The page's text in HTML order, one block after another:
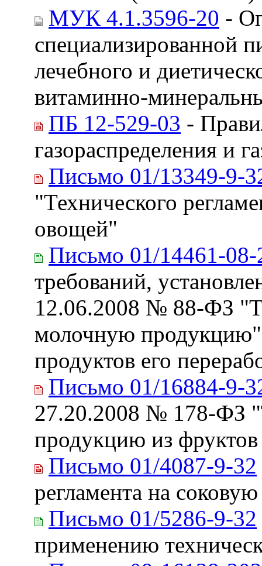
МУК 4.1.3596-20 -
специализированной
лечебного и
витаминно-
ПБ 12-529-03 -
газораспределения и
Письмо 01/13349-9-
"Технического
овощей"
Письмо 01/14461-08-
требований,
12.06.2008 № 88-ФЗ
молочную
продуктов его
Письмо 01/16884-9-
27.20.2008 № 178-ФЗ
продукцию из
Письмо 01/4087-9-32
регламента на
Письмо 01/5286-9-32
применению